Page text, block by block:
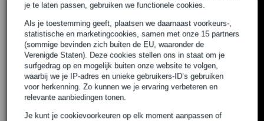
je te laten passen, gebruiken we functionele cookies.
Als je toestemming geeft, plaatsen we daarnaast voorkeurs-,
statistische en marketingcookies, samen met onze 15 partners
(sommige bevinden zich buiten de EU, waaronder de
Verenigde Staten). Deze cookies stellen ons in staat om je
surfgedrag op en mogelijk buiten onze website te volgen,
waarbij we je IP-adres en unieke gebruikers-ID’s gebruiken
voor herkenning. Zo kunnen we je ervaring verbeteren en
relevante aanbiedingen tonen.
Je kunt je cookievoorkeuren op elk moment aanpassen of